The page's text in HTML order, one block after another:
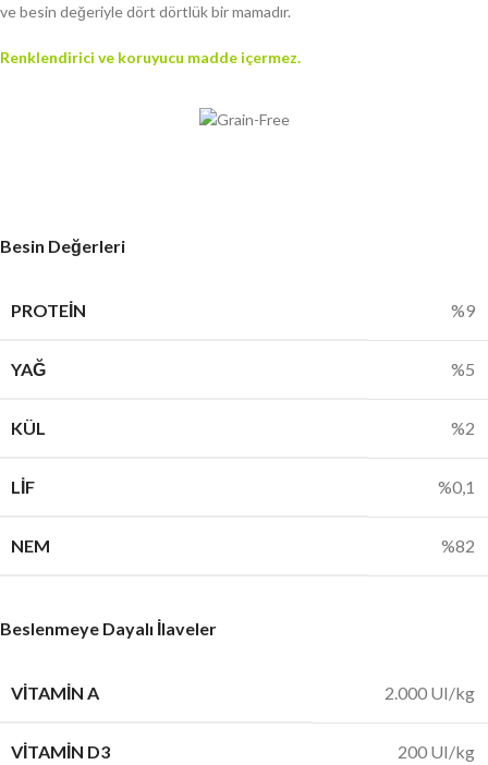
ve besin değeriyle dört dörtlük bir mamadır.
Renklendirici ve koruyucu madde içermez.
Besin Değerleri
PROTEIN %9
YAĞ %5
KÜL %2
LIF %0,1
NEM %82
Beslenmeye Dayalı İlaveler
VITAMIN A 2.000 UI/kg
VITAMIN D3 200 UI/kg